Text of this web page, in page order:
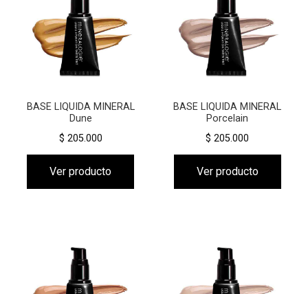
BASE LIQUIDA MINERAL
Dune
$ 205.000
Ver producto
BASE LIQUIDA MINERAL
Porcelain
$ 205.000
Ver producto